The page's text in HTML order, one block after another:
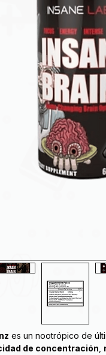
es un nootrópico de
de concentración